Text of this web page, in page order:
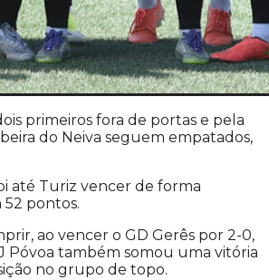
primeiros fora de portas e pela
do Neiva seguem empatados,
até Turiz vencer de forma
pontos.
ao vencer o GD Gerês por 2-0,
Póvoa também somou uma vitória
no grupo de topo.